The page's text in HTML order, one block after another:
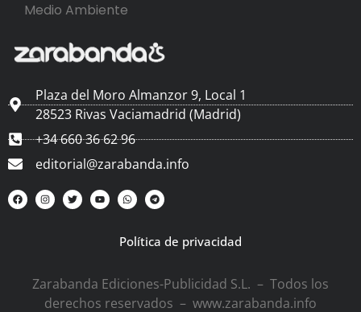
Medio Ambiente
Plaza del Moro Almanzor 9, Local 1
28523 Rivas Vaciamadrid (Madrid)
+34 660 36 62 96
editorial@zarabanda.info
Política de privacidad
Zarabanda Ediciones-Publicidad S.L. – Todos los
derechos reservados – www.zarabanda.info